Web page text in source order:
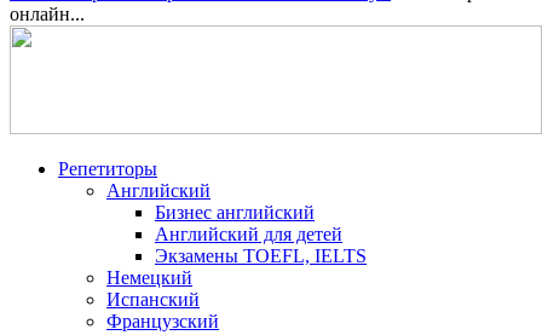
онлайн...
Репетиторы
Английский
Бизнес английский
Английский для детей
Экзамены TOEFL, IELTS
Немецкий
Испанский
Французский